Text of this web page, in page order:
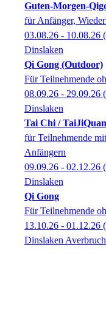
Guten-Morgen-
für Anfänger,
03.08.26 - 10.08.26
Dinslaken
Qi Gong (Outdoor)
Für Teilnehmende
08.09.26 - 29.09.26
Dinslaken
Tai Chi /
für Teilnehmende
Anfängern
09.09.26 - 02.12.26
Dinslaken
Qi Gong
Für Teilnehmende
13.10.26 - 01.12.26
Dinslaken Averbruch